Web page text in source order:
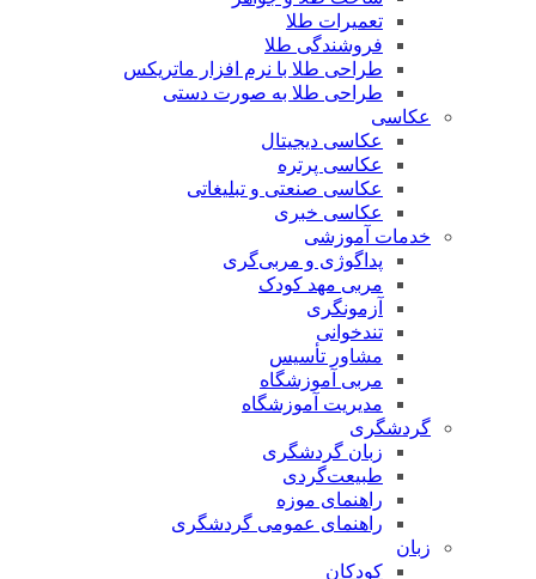
تعمیرات طلا
فروشندگی طلا
طراحی طلا با نرم افزار ماتریکس
طراحی طلا به صورت دستی
عکاسی
عکاسی دیجیتال
عکاسی پرتره
عکاسی صنعتی و تبلیغاتی
عکاسی خبری
خدمات آموزشی
پداگوژی و مربی‌گری
مربی مهد کودک
آزمونگری
تندخوانی
مشاور تأسیس
مربی آموزشگاه
مدیریت آموزشگاه
گردشگری
زبان گردشگری
طبیعت‌گردی
راهنمای موزه
راهنمای عمومی گردشگری
زبان
کودکان